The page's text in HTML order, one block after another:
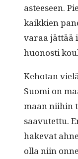
asteeseen.
kaikkien
varaa jät­tää
huonos­ti
Kehotan
Suo­mi on
maan niihin
saavutet­tu.
hake­vat
olla niin